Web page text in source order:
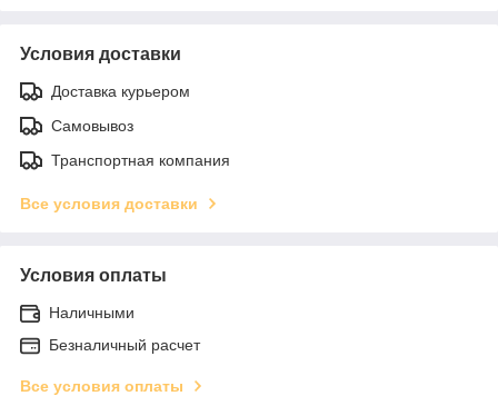
Условия доставки
Доставка курьером
Самовывоз
Транспортная компания
Все условия доставки
Условия оплаты
Наличными
Безналичный расчет
Все условия оплаты